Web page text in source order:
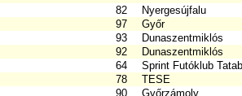
82
Nyergesújfalu
97
Győr
93
Dunaszentmiklós
92
Dunaszentmiklós
64
Sprint Futóklub
78
TESE
90
Győrzámoly